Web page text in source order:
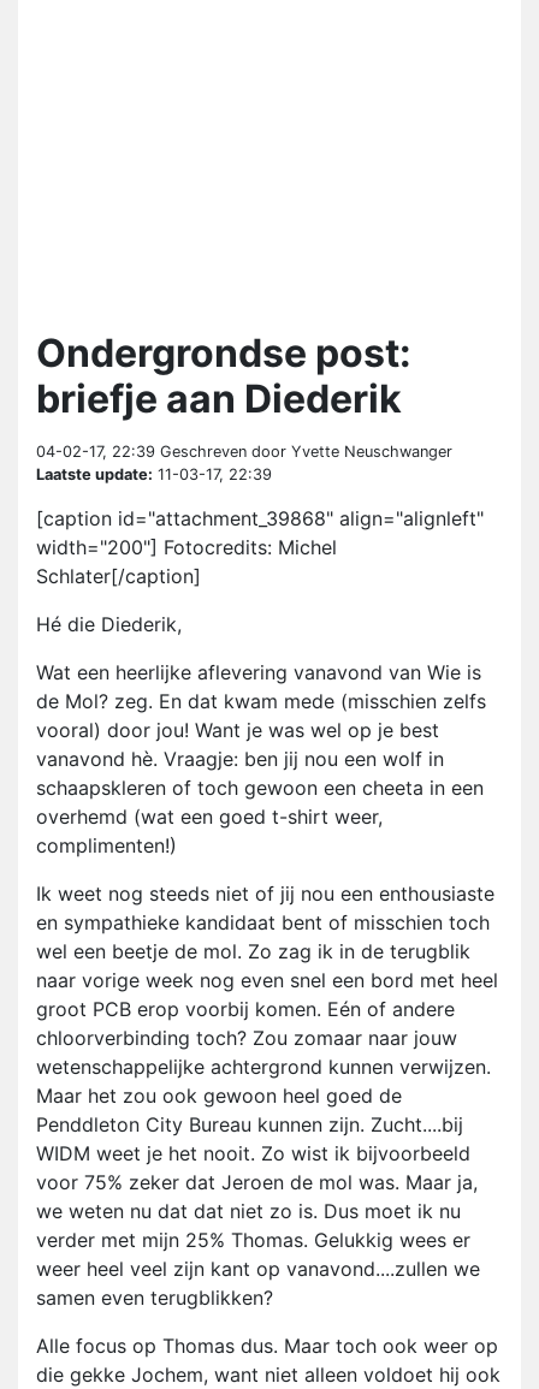
Ondergrondse post:
briefje aan Diederik
04-02-17, 22:39 Geschreven door Yvette Neuschwanger
Laatste update: 11-03-17, 22:39
[caption id="attachment_39868" align="alignleft"
width="200"] Fotocredits: Michel
Schlater[/caption]
Hé die Diederik,
Wat een heerlijke aflevering vanavond van Wie is
de Mol? zeg. En dat kwam mede (misschien zelfs
vooral) door jou! Want je was wel op je best
vanavond hè. Vraagje: ben jij nou een wolf in
schaapskleren of toch gewoon een cheeta in een
overhemd (wat een goed t-shirt weer,
complimenten!)
Ik weet nog steeds niet of jij nou een enthousiaste
en sympathieke kandidaat bent of misschien toch
wel een beetje de mol. Zo zag ik in de terugblik
naar vorige week nog even snel een bord met heel
groot PCB erop voorbij komen. Eén of andere
chloorverbinding toch? Zou zomaar naar jouw
wetenschappelijke achtergrond kunnen verwijzen.
Maar het zou ook gewoon heel goed de
Penddleton City Bureau kunnen zijn. Zucht....bij
WIDM weet je het nooit. Zo wist ik bijvoorbeeld
voor 75% zeker dat Jeroen de mol was. Maar ja,
we weten nu dat dat niet zo is. Dus moet ik nu
verder met mijn 25% Thomas. Gelukkig wees er
weer heel veel zijn kant op vanavond....zullen we
samen even terugblikken?
Alle focus op Thomas dus. Maar toch ook weer op
die gekke Jochem, want niet alleen voldoet hij ook